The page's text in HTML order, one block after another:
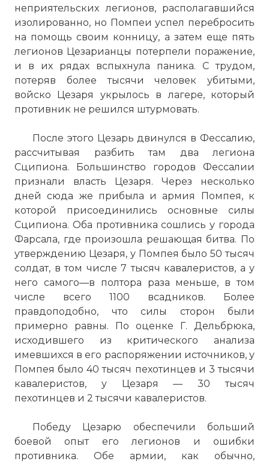
неприятельских легионов, располагавшийся
изолированно, но Помпеи успел перебросить
на помощь своим конницу, а затем еще пять
легионов Цезарианцы потерпели поражение,
и в их рядах вспыхнула паника. С трудом,
потеряв более тысячи человек убитыми,
войско Цезаря укрылось в лагере, который
противник не решился штурмовать.
После этого Цезарь двинулся в Фессалию,
рассчитывая разбить там два легиона
Сципиона. Большинство городов Фессалии
признали власть Цезаря. Через несколько
дней сюда же прибыла и армия Помпея, к
которой присоединились основные силы
Сципиона. Оба противника сошлись у города
Фарсала, где произошла решающая битва. По
утверждению Цезаря, у Помпея было 50 тысяч
солдат, в том числе 7 тысяч кавалеристов, а у
него самого—в полтора раза меньше, в том
числе всего 1100 всадников. Более
правдоподобно, что силы сторон были
примерно равны. По оценке Г. Дельбрюка,
исходившего из критического анализа
имевшихся в его распоряжении источников, у
Помпея было 40 тысяч пехотинцев и 3 тысячи
кавалеристов, у Цезаря — 30 тысяч
пехотинцев и 2 тысячи кавалеристов.
Победу Цезарю обеспечили больший
боевой опыт его легионов и ошибки
противника. Обе армии, как обычно,